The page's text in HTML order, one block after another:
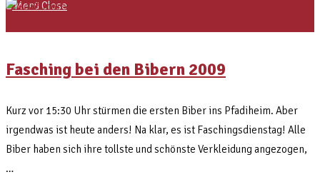
Menü Close
Fasching bei den Bibern 2009
Kurz vor 15:30 Uhr stürmen die ersten Biber ins Pfadiheim. Aber
irgendwas ist heute anders! Na klar, es ist Faschingsdienstag! Alle
Biber haben sich ihre tollste und schönste Verkleidung angezogen,
…